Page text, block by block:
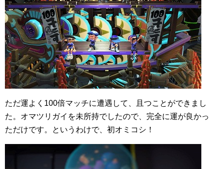
ただ運よく100倍マッチに遭遇して、且つことができまし
た。オマツリガイを未所持でしたので、完全に運が良かっ
ただけです。というわけで、初オミコシ！